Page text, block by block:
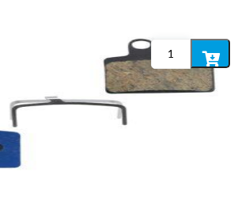
Dodaj
do
koszyka